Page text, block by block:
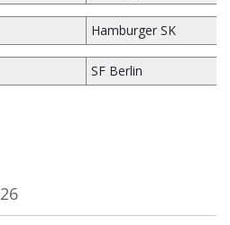
Hamburger SK
SF Berlin